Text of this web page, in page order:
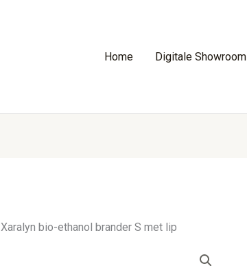
Home Digitale Showroom
Xaralyn bio-ethanol brander S met lip